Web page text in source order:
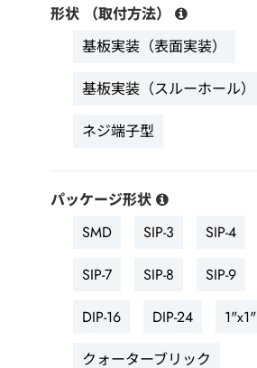
形状 （取付方法）
基板実装（表面実装）
基板実装（スルーホール）
ネジ端子型
パッケージ形状
SMD
SIP-3 SIP-4
SIP-7 SIP-8 SIP-9
DIP-16 DIP-24 1"x1"
クォーターブリック